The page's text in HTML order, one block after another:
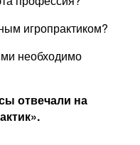
игропрактиком?
необходимо
отвечали на